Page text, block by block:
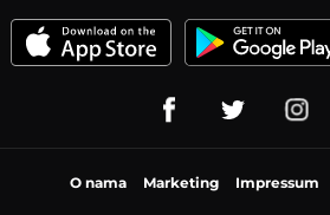
O nama Marketing Impressum